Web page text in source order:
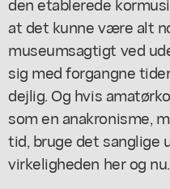
at det kunne være alt
museumsagtigt ved
sig med forgangne
dejlig. Og hvis
som en anakronisme,
tid, bruge det sanglige
virkeligheden her og nu.